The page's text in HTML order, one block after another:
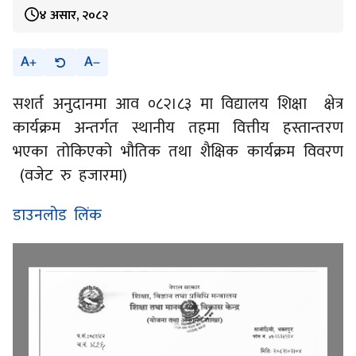
४ असार, २०८२
A A
सशर्त अनुदानमा आव ०८२।८३ मा विद्यालय शिक्षा क्षेत्र
कार्यक्रम अन्तर्गत स्थानीय तहमा वित्तीय हस्तान्तरण
भएका तोकिएको भौतिक तथा शैक्षिक कार्यक्रम विवरण
(वजेट रु हजारमा)
डाउनलोड लिंक